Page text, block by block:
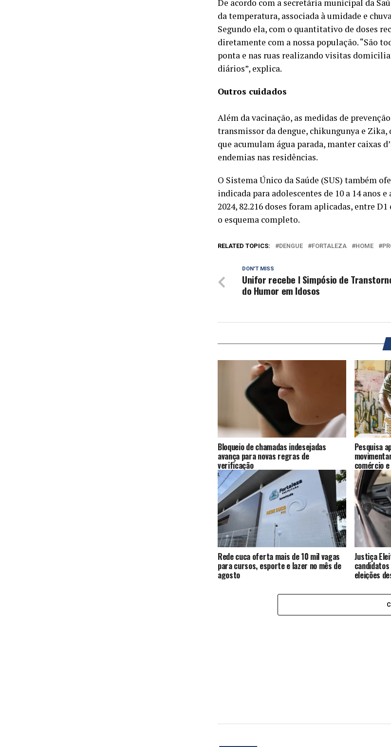
De acordo com a secretária municipal da
da temperatura, associada à umidade e
Segundo ela, com o quantitativo de doses
diretamente com a nossa população. “São
ponta e nas ruas realizando visitas
diários”, explica.
Outros cuidados
Além da vacinação, as medidas de
transmissor da dengue, chikungunya e
que acumulam água parada, manter caixas
endemias nas residências.
O Sistema Único da Saúde (SUS) também
indicada para adolescentes de 10 a 14 anos
2024, 82.216 doses foram aplicadas, entre
o esquema completo.
RELATED TOPICS: DENGUE FORTALEZA HOME
DON'T MISS
Unifor recebe I Simpósio de
do Humor em Idosos
Bloqueio de chamadas indesejadas
avança para novas regras de
verificação
Pesquisa
comércio
Rede cuca oferta mais de 10 mil vagas
para cursos, esporte e lazer no mês de
agosto
Justiça
eleições